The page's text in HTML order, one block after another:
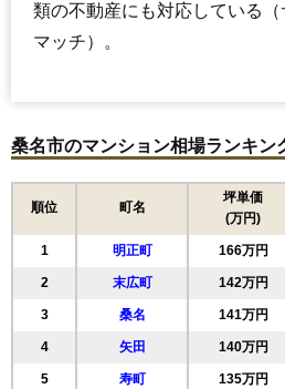
類の不動産にも対応している
マッチ）。
桑名市のマンション相場ランキン
順位 町名
坪単価
(万円)
1 明正町 166万円
2 末広町 142万円
3 桑名 141万円
4 矢田 140万円
5 寿町 135万円